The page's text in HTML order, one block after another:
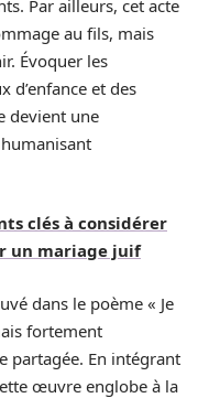
Par ailleurs, cet acte
au fils, mais
Évoquer les
d’enfance et des
devient une
clés à considérer
un mariage juif
dans le poème « Je
fortement
partagée. En intégrant
œuvre englobe à la